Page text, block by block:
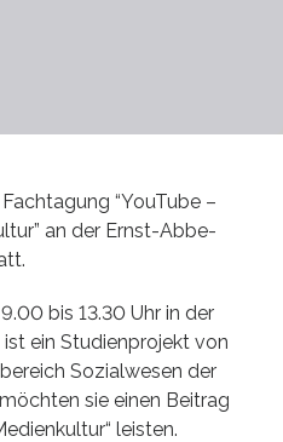
“YouTube –
an der Ernst-Abbe-
bis 13.30 Uhr in der
ein Studienprojekt von
Sozialwesen der
sie einen Beitrag
leisten.